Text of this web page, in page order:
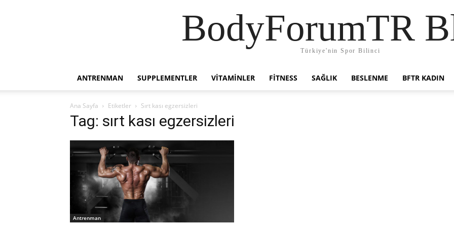
BodyForumTR
Türkiye'nin Spor Bilinci
ANTRENMAN SUPPLEMENTLER VITAMINLER FITNESS SAĞLIK BESLENME BFTR KADIN
Ana Sayfa Etiketler Sırt kası egzersizleri
Tag: sırt kası egzersizleri
Antrenman